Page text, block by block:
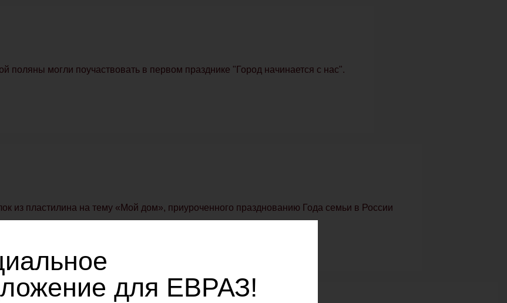
поляны могли поучаствовать в первом празднике "Город начинается с нас".
из пластилина на тему «Мой дом», приуроченного празднованию Года семьи в России
для ЕВРАЗ!